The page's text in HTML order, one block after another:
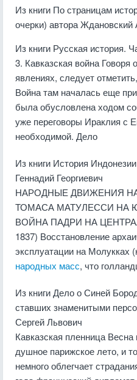
Из книги По страницам
очерки) автораЖдановский
Из книги Русская история.
3. Кавказская война Говоря
явлениях, следует
Война там началась еще
была обусловлена ходом
уже переговоры Ираклия с
необходимой. Дело
Из книги История
Геннадий Георгиевич
НАРОДНЫЕ ДВИЖЕНИЯ
ТОМАСА МАТУЛЕССИ НА
ВОЙНА ПАДРИ НА
1837) Восстановление
эксплуатации на Молукках
народных масс, что
Из книги Дело о Синей
ставших знаменитыми
Сергей Львович
Кавказская пленница
душное парижское лето, и
немного облегчает